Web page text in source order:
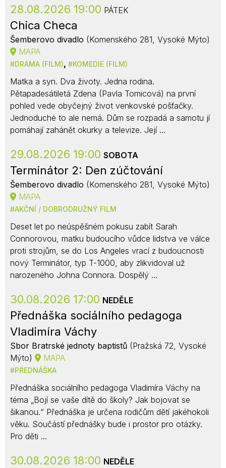
28.08.2026 19:00 PÁTEK
Chica Checa
Šemberovo divadlo (Komenského 281, Vysoké Mýto)
MAPA
DRAMA (FILM), KOMEDIE (FILM)
Matka a syn. Dva životy. Jedna rodina.
Pětapadesátiletá Zdena (Pavla Tomicová) na první
pohled vede obyčejný život venkovské pošťačky.
Jednoduché to ale nemá. Dům se rozpadá a samotu jí
pomáhají zahánět okurky a televize. Její ...
29.08.2026 19:00 SOBOTA
Terminátor 2: Den zúčtování
Šemberovo divadlo (Komenského 281, Vysoké Mýto)
MAPA
AKČNÍ / DOBRODRUŽNÝ FILM
Deset let po neúspěšném pokusu zabít Sarah
Connorovou, matku budoucího vůdce lidstva ve válce
proti strojům, se do Los Angeles vrací z budoucnosti
nový Terminátor, typ T-1000, aby zlikvidoval už
narozeného Johna Connora. Dospělý ...
30.08.2026 17:00 NEDĚLE
Přednáška sociálního pedagoga
Vladimíra Váchy
Sbor Bratrské jednoty baptistů (Pražská 72, Vysoké
Mýto)
MAPA
PŘEDNÁŠKA
Přednáška sociálního pedagoga Vladimíra Váchy na
téma „Bojí se vaše dítě do školy? Jak bojovat se
šikanou.“ Přednáška je určena rodičům dětí jakéhokoli
věku. Součástí přednášky bude i prostor pro otázky.
Pro děti ...
30.08.2026 18:00 NEDĚLE